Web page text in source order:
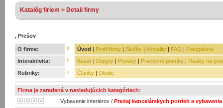
Katalóg firiem > Detail firmy
, Prešov
O firme: Úvod | Profil firmy | Služby | Aktuality | FAQ | Fotogaléria
Interaktivita:
Bazár | Dopyty | Ponuky | Pracovné ponuky | Reality na
Rubriky:
Články | Okolie
Firma je zaradená v nasledujúcich kategóriach:
Vybavenie interiérov / Predaj kancelárskych potrieb a vybavenia